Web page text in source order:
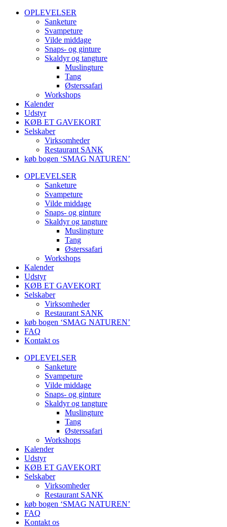
OPLEVELSER
Sanketure
Svampeture
Vilde middage
Snaps- og ginture
Skaldyr og tangture
Muslingture
Tang
Østerssafari
Workshops
Kalender
Udstyr
KØB ET GAVEKORT
Selskaber
Virksomheder
Restaurant SANK
køb bogen ‘SMAG NATUREN’
OPLEVELSER
Sanketure
Svampeture
Vilde middage
Snaps- og ginture
Skaldyr og tangture
Muslingture
Tang
Østerssafari
Workshops
Kalender
Udstyr
KØB ET GAVEKORT
Selskaber
Virksomheder
Restaurant SANK
køb bogen ‘SMAG NATUREN’
FAQ
Kontakt os
OPLEVELSER
Sanketure
Svampeture
Vilde middage
Snaps- og ginture
Skaldyr og tangture
Muslingture
Tang
Østerssafari
Workshops
Kalender
Udstyr
KØB ET GAVEKORT
Selskaber
Virksomheder
Restaurant SANK
køb bogen ‘SMAG NATUREN’
FAQ
Kontakt os